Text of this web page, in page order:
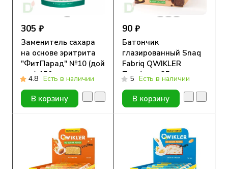
305 ₽
Заменитель сахара
на основе эритрита
"ФитПарад" №10 (дой
пак) 150 гр
4.8 Есть в наличии
В корзину
90 ₽
Батончик
глазированный Snaq
Fabriq QWIKLER
Трюфель, 35 гр
5 Есть в наличии
В корзину